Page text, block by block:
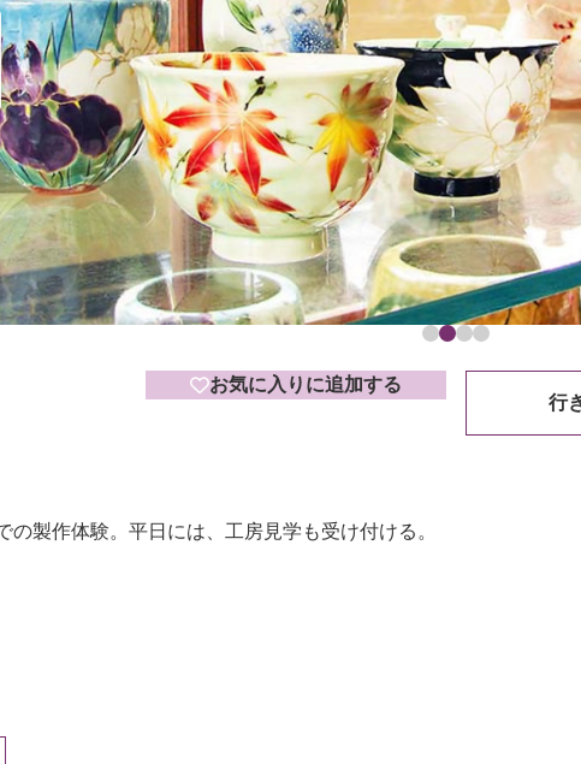
お気に入りに追加する
行
製作体験。平日には、工房見学も受け付ける。